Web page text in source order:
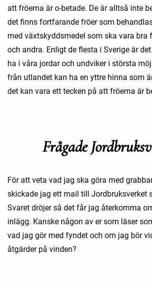
att fröerna är o-betade. De är alltså inte
det finns fortfarande fröer som
med växtskyddsmedel som ska vara bra
och andra. Enligt de flesta i Sverige är
ha i våra jordar och undviker i största
från utlandet kan ha en yttre hinna som
det kan vara ett tecken på att fröerna är
Frågade
För att veta vad jag ska göra med
skickade jag ett mail till Jordbruksverket
Svaret dröjer så det får jag återkomma
inlägg. Kanske någon av er som läser
vad jag gör med fyndet och om jag bör
åtgärder på vinden?